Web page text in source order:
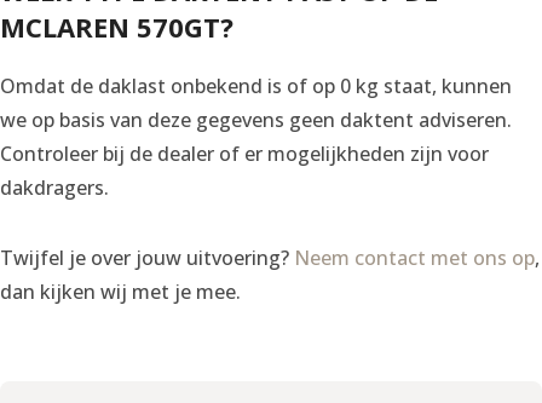
MCLAREN 570GT?
Omdat de daklast onbekend is of op 0 kg staat, kunnen
we op basis van deze gegevens geen daktent adviseren.
Controleer bij de dealer of er mogelijkheden zijn voor
dakdragers.
Twijfel je over jouw uitvoering? Neem contact met ons op,
dan kijken wij met je mee.